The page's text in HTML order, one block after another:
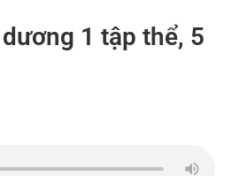
1 tập thể, 5